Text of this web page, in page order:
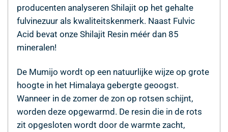
producenten analyseren Shilajit op het gehalte
fulvinezuur als kwaliteitskenmerk. Naast Fulvic
Acid bevat onze Shilajit Resin méér dan 85
mineralen!
De Mumijo wordt op een natuurlijke wijze op grote
hoogte in het Himalaya gebergte geoogst.
Wanneer in de zomer de zon op rotsen schijnt,
worden deze opgewarmd. De resin die in de rots
zit opgesloten wordt door de warmte zacht,